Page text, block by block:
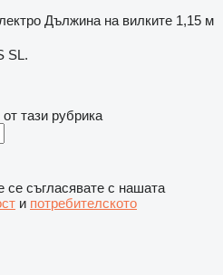
Дължина на вилките 1,15 м
SL.
тази рубрика
се съгласявате с нашата
и потребителското